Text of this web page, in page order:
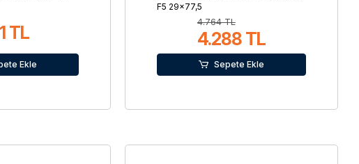
TL
Ekle
F5 29×77,5
4.764 TL
4.288 TL
Sepete Ekle